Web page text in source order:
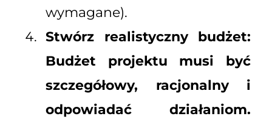
wymagane).
Stwórz realistyczny budżet:
Budżet projektu musi być
szczegółowy, racjonalny i
odpowiadać działaniom.